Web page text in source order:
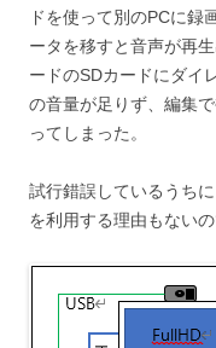
ドを使って別のPCに録
ータを移すと音声が再
ードのSDカードにダイ
の音量が足りず、編集
ってしまった。
試行錯誤しているうち
を利用する理由もない